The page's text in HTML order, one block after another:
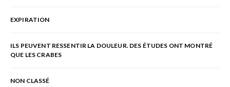
EXPIRATION
ILS PEUVENT RESSENTIR LA DOULEUR. DES ÉTUDES ONT MONTRÉ
QUE LES CRABES
NON CLASSÉ